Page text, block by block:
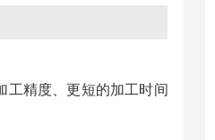
工精度、更短的加工时间